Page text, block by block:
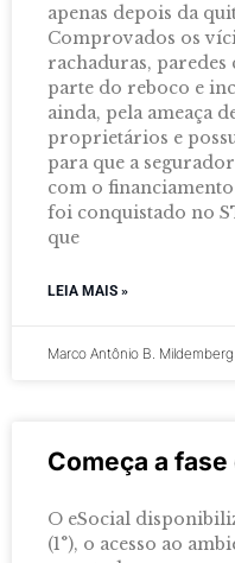
apenas depois da
Comprovados os
rachaduras, paredes
parte do reboco e
ainda, pela ameaça
proprietários e
para que a
com o
foi conquistado no
que
LEIA MAIS »
Marco Antônio B. Mildemberg
Começa a
O eSocial
(1°), o acesso ao